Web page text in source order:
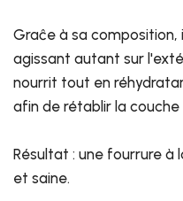
Graĉe à sa
agissant autant sur
nourrit tout en
afin de rétablir la couche
Résultat : une fourrure à
et saine.